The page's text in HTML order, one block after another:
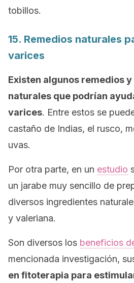
tobillos.
15. Remedios naturales
varices
Existen algunos remedios
naturales que podrían
varices. Entre estos se
castaño de Indias, el rusco,
uvas.
Por otra parte, en un estudio
un jarabe muy sencillo de
diversos ingredientes
y valeriana.
Son diversos los beneficios
mencionada investigación,
en fitoterapia para